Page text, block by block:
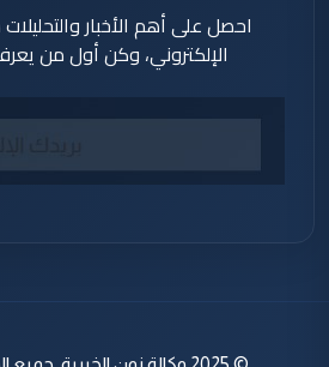
احصل على أهم الأخبار
الإلكتروني، وكن أول من